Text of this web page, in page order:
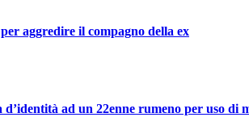
aggredire il compagno della ex
ad un 22enne rumeno per uso di